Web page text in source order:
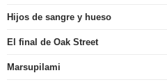
Hijos de sangre y hueso
El final de Oak Street
Marsupilami